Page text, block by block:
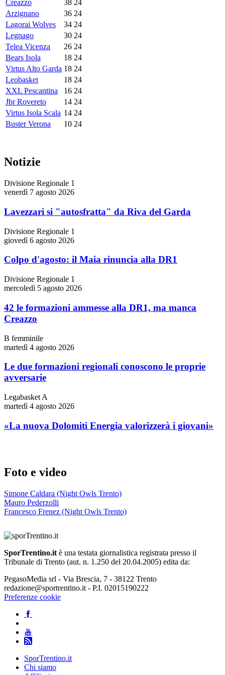
Creazzo 38 24
Arzignano
36 24
Lagorai Wolves
34 24
Legnago
30 24
Telea Vicenza
26 24
Bears Isola
18 24
Virtus Alto Garda 18 24
Leobasket
18 24
XXL Pescantina
16 24
Jbr Rovereto
14 24
Virtus Isola Scala 14 24
Buster Verona
10 24
Notizie
Divisione Regionale 1
venerdì 7 agosto 2026
Lavezzari si "autosfratta" da Riva del Garda
Divisione Regionale 1
giovedì 6 agosto 2026
Colpo d'agosto: il Maia rinuncia alla DR1
Divisione Regionale 1
mercoledì 5 agosto 2026
42 le formazioni ammesse alla DR1, ma manca
Creazzo
B femminile
martedì 4 agosto 2026
Le due formazioni regionali conoscono le proprie
avversarie
Legabasket A
martedì 4 agosto 2026
«La nuova Dolomiti Energia valorizzerà i giovani»
Foto e video
Simone Caldara (Night Owls Trento)
Mauro Pederzolli
Francesco Frenez (Night Owls Trento)
SporTrentino.it è una testata giornalistica registrata presso il
Tribunale di Trento (aut. n. 1.250 del 20.04.2005) edita da:
PegasoMedia srl - Via Brescia, 7 - 38122 Trento
redazione@sportrentino.it - P.I. 02015190222
Preferenze cookie
SporTrentino.it
Chi siamo